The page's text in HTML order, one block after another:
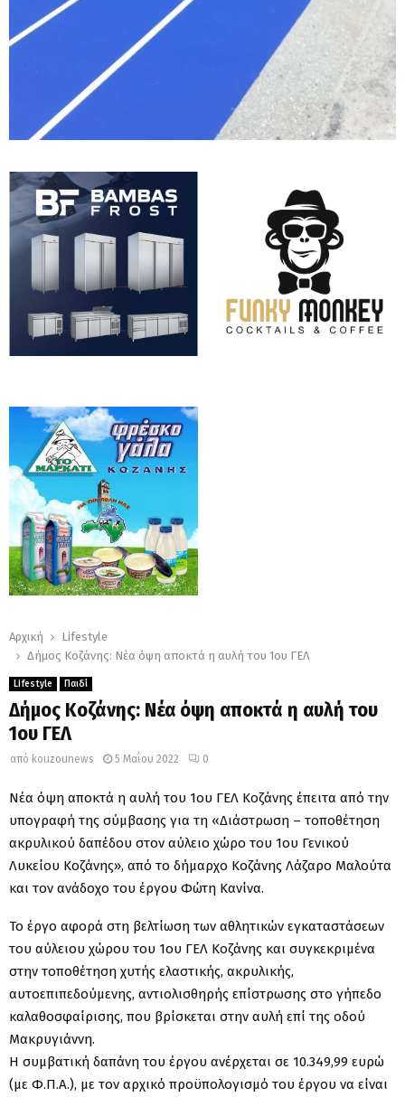
Αρχική
Lifestyle
Δήμος Κοζάνης: Νέα όψη αποκτά η αυλή του 1ου ΓΕΛ
Lifestyle Παιδί
Δήμος Κοζάνης: Νέα όψη αποκτά η αυλή του
1ου ΓΕΛ
από kouzounews 5 Μαΐου 2022 0
Νέα όψη αποκτά η αυλή του 1ου ΓΕΛ Κοζάνης έπειτα από την
υπογραφή της σύμβασης για τη «Διάστρωση – τοποθέτηση
ακρυλικού δαπέδου στον αύλειο χώρο του 1ου Γενικού
Λυκείου Κοζάνης», από το δήμαρχο Κοζάνης Λάζαρο Μαλούτα
και τον ανάδοχο του έργου Φώτη Κανίνα.
Το έργο αφορά στη βελτίωση των αθλητικών εγκαταστάσεων
του αύλειου χώρου του 1ου ΓΕΛ Κοζάνης και συγκεκριμένα
στην τοποθέτηση χυτής ελαστικής, ακρυλικής,
αυτοεπιπεδούμενης, αντιολισθηρής επίστρωσης στο γήπεδο
καλαθοσφαίρισης, που βρίσκεται στην αυλή επί της οδού
Μακρυγιάννη.
Η συμβατική δαπάνη του έργου ανέρχεται σε 10.349,99 ευρώ
(με Φ.Π.Α.), με τον αρχικό προϋπολογισμό του έργου να είναι